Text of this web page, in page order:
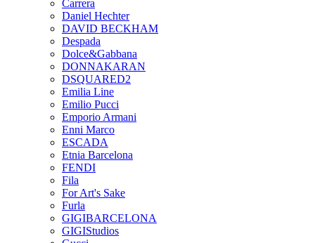
Carrera
Daniel Hechter
DAVID BECKHAM
Despada
Dolce&Gabbana
DONNAKARAN
DSQUARED2
Emilia Line
Emilio Pucci
Emporio Armani
Enni Marco
ESCADA
Etnia Barcelona
FENDI
Fila
For Art's Sake
Furla
GIGIBARCELONA
GIGIStudios